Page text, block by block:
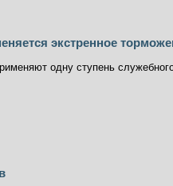
экстренное
одну ступень